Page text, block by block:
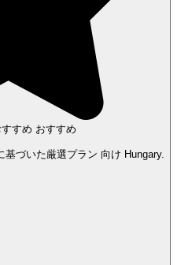
すめ おすすめ
づいた厳選プラン 向け Hungary.